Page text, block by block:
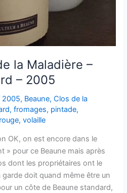
la Maladière –
– 2005
2005, Beaune,Clos de la
,fromages, pintade,
,volaille
OK, on est encore dans le
» pour ce Beaune mais après
dont les propriétaires ont le
doit quand même être un
un côte de Beaune standard,